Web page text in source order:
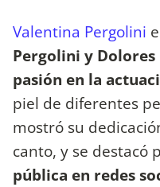
Valentina Pergolini
Pergolini y Dolores
pasión en la
piel de diferentes
mostró su
canto, y se destacó
pública en redes